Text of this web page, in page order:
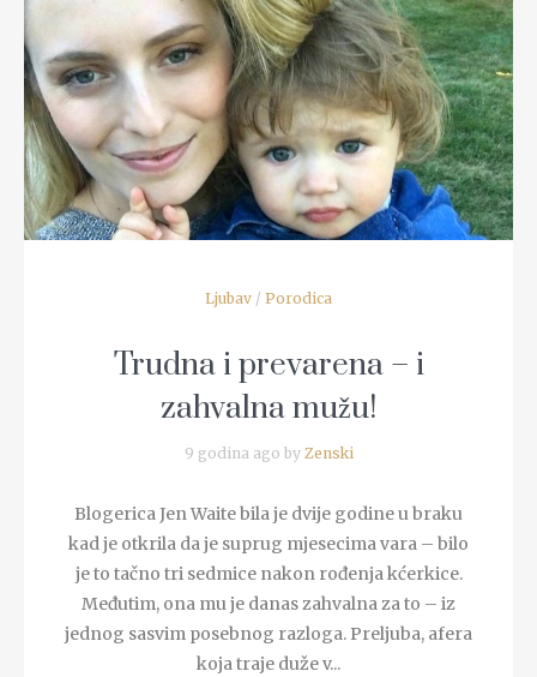
READ MORE
Ljubav / Porodica
Trudna i prevarena – i
zahvalna mužu!
9 godina ago by Zenski
Blogerica Jen Waite bila je dvije godine u braku
kad je otkrila da je suprug mjesecima vara – bilo
je to tačno tri sedmice nakon rođenja kćerkice.
Međutim, ona mu je danas zahvalna za to – iz
jednog sasvim posebnog razloga. Preljuba, afera
koja traje duže v...